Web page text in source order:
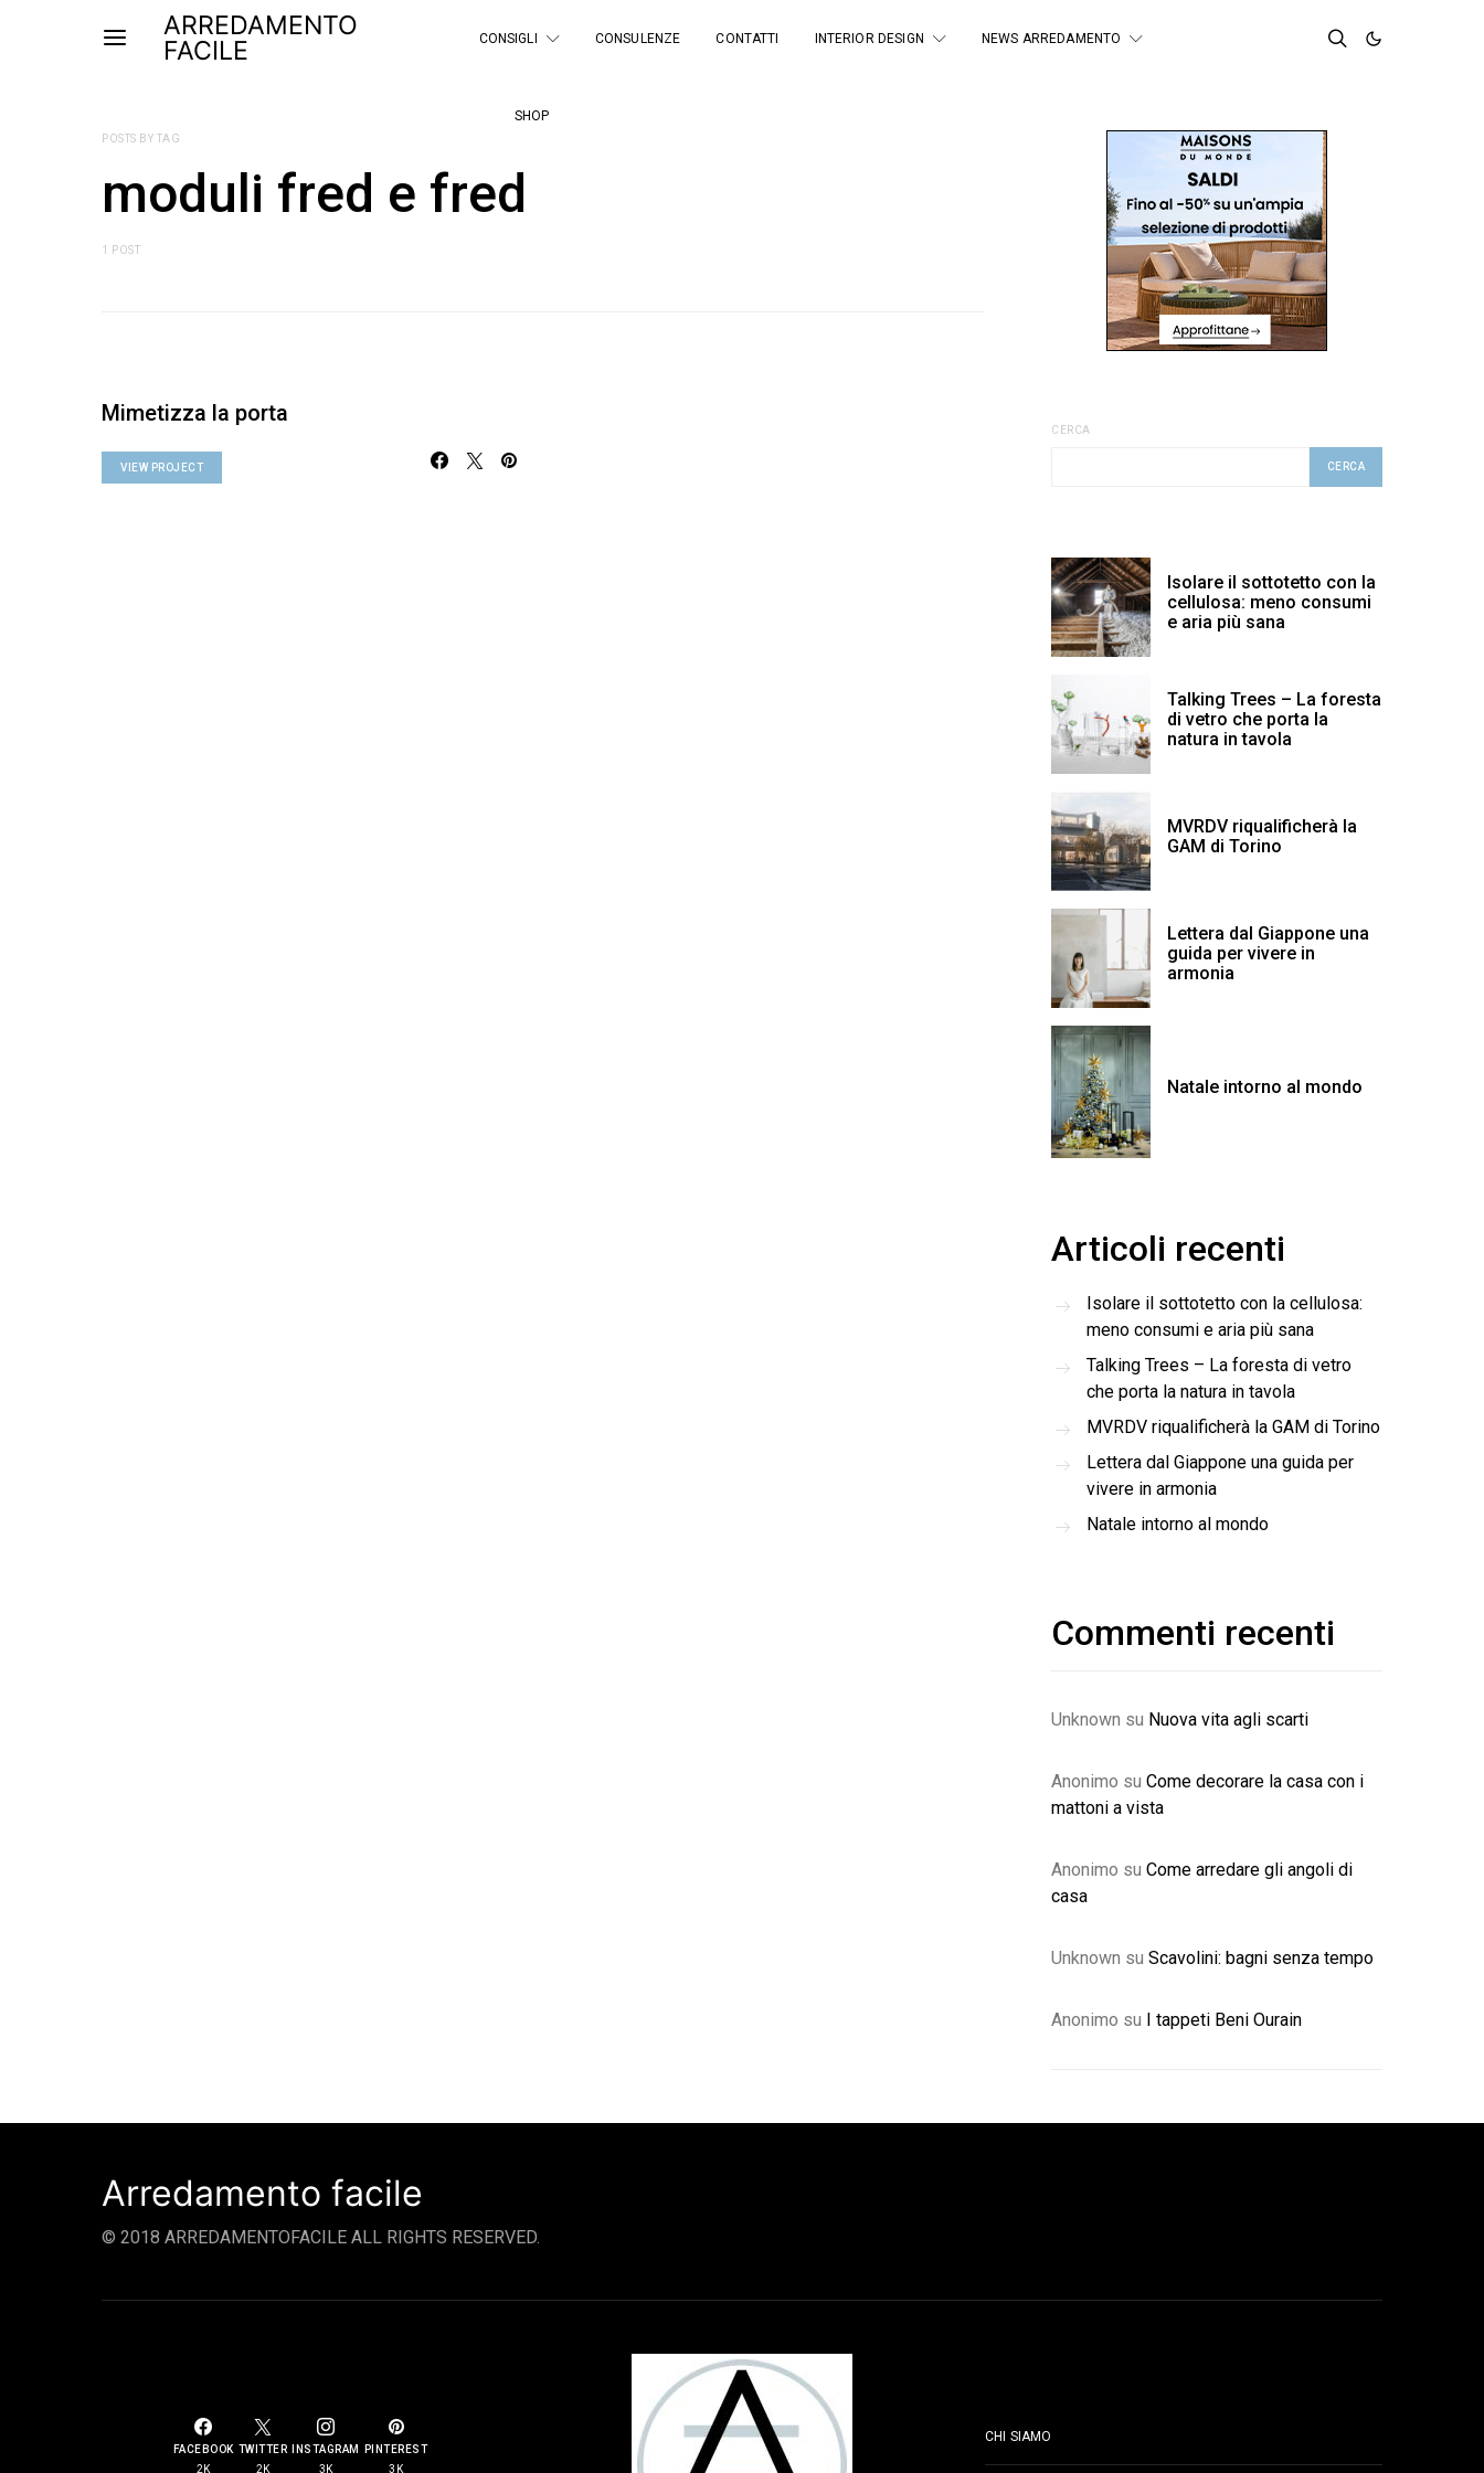
ARREDAMENTO
FACILE
CONSIGLI CONSULENZE CONTATTI INTERIOR DESIGN NEWS ARREDAMENTO
SHOP
POSTS BY TAG
moduli fred e fred
1 POST
Mimetizza la porta
VIEW PROJECT
CERCA
CERCA
Isolare il sottotetto con la
cellulosa: meno consumi
e aria più sana
Talking Trees – La foresta
di vetro che porta la
natura in tavola
MVRDV riqualificherà la
GAM di Torino
Lettera dal Giappone una
guida per vivere in
armonia
Natale intorno al mondo
Articoli recenti
Isolare il sottotetto con la cellulosa:
meno consumi e aria più sana
Talking Trees – La foresta di vetro
che porta la natura in tavola
MVRDV riqualificherà la GAM di Torino
Lettera dal Giappone una guida per
vivere in armonia
Natale intorno al mondo
Commenti recenti
Unknown su Nuova vita agli scarti
Anonimo su Come decorare la casa con i
mattoni a vista
Anonimo su Come arredare gli angoli di
casa
Unknown su Scavolini: bagni senza tempo
Anonimo su I tappeti Beni Ourain
Arredamento facile
© 2018 ARREDAMENTOFACILE ALL RIGHTS RESERVED.
FACEBOOK
2K
TWITTER
2K
INSTAGRAM
3K
PINTEREST
3K
CHI SIAMO